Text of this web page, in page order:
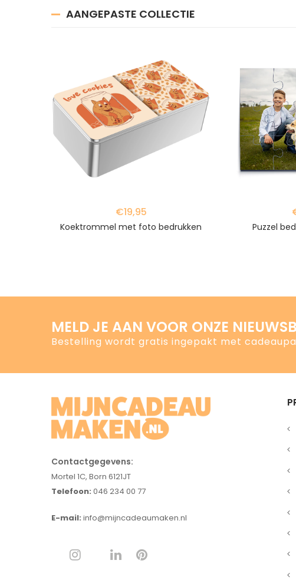
AANGEPASTE COLLECTIE
€19,95
Koektrommel met foto bedrukken Puzzel
MELD JE AAN VOOR ONZE
Bestelling wordt gratis ingepakt met
Contactgegevens:
Mortel 1C, Born 6121JT
Telefoon: 046 234 00 77
E-mail: info@mijncadeaumaken.nl